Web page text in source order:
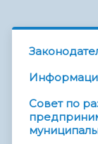
Совет по